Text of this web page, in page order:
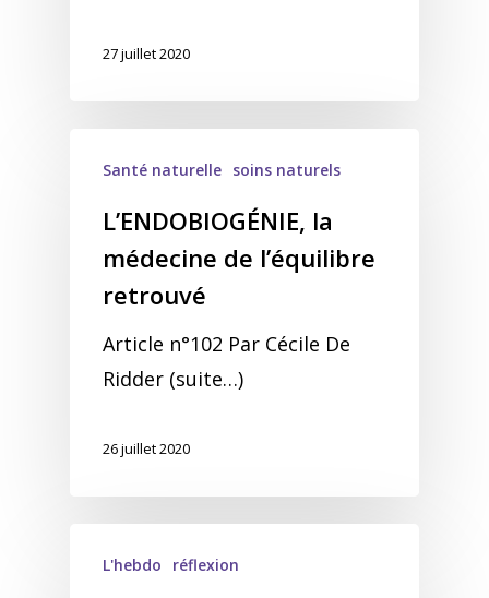
27 juillet 2020
Santé naturelle soins naturels
L’ENDOBIOGÉNIE, la
médecine de l’équilibre
retrouvé
Article n°102 Par Cécile De
Ridder (suite…)
26 juillet 2020
L'hebdo réflexion